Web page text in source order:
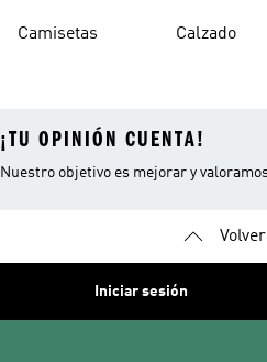
Camisetas
Calzado
¡TU OPINIÓN CUENTA!
Nuestro objetivo es mejorar y
Iniciar sesión